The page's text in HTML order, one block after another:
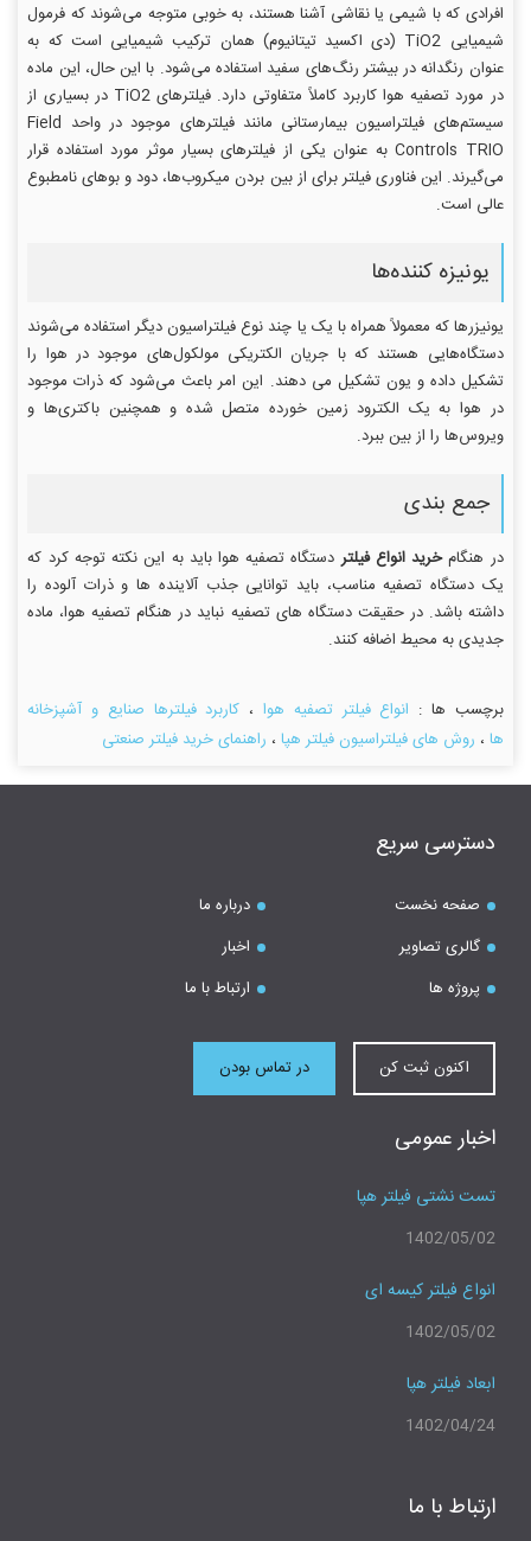
افرادی که با شیمی یا نقاشی آشنا هستند، به خوبی متوجه می‌شوند که فرمول
شیمیایی TiO2 (دی اکسید تیتانیوم) همان ترکیب شیمیایی است که به
عنوان رنگدانه در بیشتر رنگ‌های سفید استفاده می‌شود. با این حال، این ماده
در مورد تصفیه هوا کاربرد کاملاً متفاوتی دارد. فیلترهای TiO2 در بسیاری از
سیستم‌های فیلتراسیون بیمارستانی مانند فیلترهای موجود در واحد Field
Controls TRIO به عنوان یکی از فیلترهای بسیار موثر مورد استفاده قرار
می‌گیرند. این فناوری فیلتر برای از بین بردن میکروب‌ها، دود و بوهای نامطبوع
عالی است.
یونیزه کننده‌ها
یونیزرها که معمولاً همراه با یک یا چند نوع فیلتراسیون دیگر استفاده می‌شوند
دستگاه‌هایی هستند که با جریان الکتریکی مولکول‌های موجود در هوا را
تشکیل داده و یون تشکیل می دهند. این امر باعث می‌شود که ذرات موجود
در هوا به یک الکترود زمین خورده متصل شده و همچنین باکتری‌ها و
ویروس‌ها را از بین ببرد.
جمع بندی
در هنگامخرید انواع فیلتر دستگاه تصفیه هوا باید به این نکته توجه کرد که
یک دستگاه تصفیه مناسب، باید توانایی جذب آلاینده ها و ذرات آلوده را
داشته باشد. در حقیقت دستگاه های تصفیه نباید در هنگام تصفیه هوا، ماده
جدیدی به محیط اضافه کنند.
برچسب ها : انواع فیلتر تصفیه هوا ، کاربرد فیلترها صنایع و آشپزخانه
ها ، روش های فیلتراسیون فیلتر هپا ، راهنمای خرید فیلتر صنعتی
دسترسی سریع
صفحه نخست
درباره ما
گالری تصاویر
اخبار
پروژه ها
ارتباط با ما
اکنون ثبت کن در تماس بودن
اخبار عمومی
تست نشتی فیلتر هپا
1402/05/02
انواع فیلتر کیسه ای
1402/05/02
ابعاد فیلتر هپا
1402/04/24
ارتباط با ما